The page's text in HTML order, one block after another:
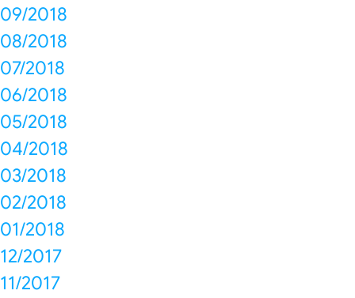
09/2018
08/2018
07/2018
06/2018
05/2018
04/2018
03/2018
02/2018
01/2018
12/2017
11/2017